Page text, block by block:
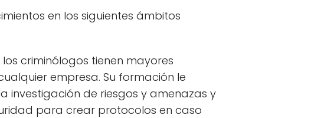
en los siguientes ámbitos
criminólogos tienen mayores
empresa. Su formación le
investigación de riesgos y amenazas y
para crear protocolos en caso